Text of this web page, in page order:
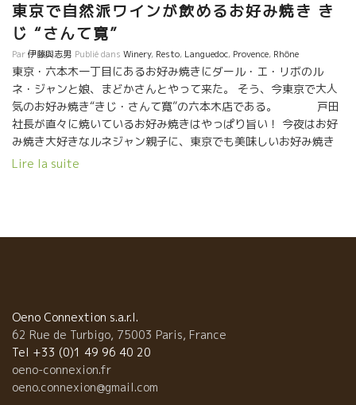
東京で自然派ワインが飲めるお好み焼き き
じ “さんて寛”
Par伊藤與志男 Publié dans Winery, Resto, Languedoc, Provence, Rhône
東京・六本木一丁目にあるお好み焼きにダール・エ・リボのル
ネ・ジャンと娘、まどかさんとやって来た。 そう、今東京で大人
気のお好み焼き“きじ・さんて寛”の六本木店である。 戸田
社長が直々に焼いているお好み焼きはやっぱり旨い！ 今夜はお好
み焼き大好きなルネジャン親子に、東京でも美味しいお好み焼き
があることを知らせようとやって来た。 ルネ・ジャンは、フラン
ウのカップルの顔が浮かんでくる。16,17年と生産量が激小でチョ
ット心配。何とか頑張ってほしい。 そして、ラング
ドックの超ウマのポンポン・ルージュを合わせた。 それはもう南
の太陽で育った果実味、と焼きそばソースがピッタリ。馬で耕作
の超自然派で飲みすく、価格もお手頃。 あのハニカミ屋のヴァン
Lire la suite
Oeno Connextion s.a.r.l.
62 Rue de Turbigo, 75003 Paris, France
Tel +33 (0)1 49 96 40 20
oeno-connexion.fr
oeno.connexion@gmail.com